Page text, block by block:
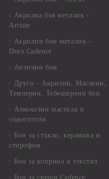
Акрилна боя металик -
Artiste
Акрилни бои металик -
Dora Cadence
Антични бои
Други - Акрилни, Маслени,
Темперни, Тебеширени бои
Алкохолни мастила и
оцветители
Бои за стъкло, керамика и
стирофом
Бои за коприна и текстил
Бои за свещи Cadence